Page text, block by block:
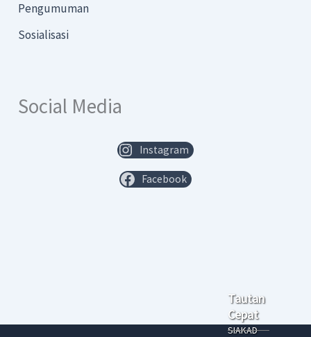
Pengumuman
Sosialisasi
Social Media
Instagram
Facebook
Tautan
Cepat
SIAKAD